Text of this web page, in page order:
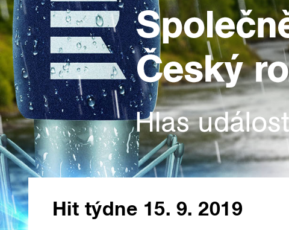
Hit týdne 15. 9. 2019